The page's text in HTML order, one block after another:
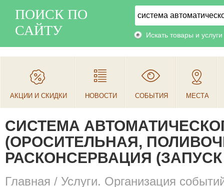
ПОИСК ПО
САЙТУ
Искать товары и услуги
АКЦИИ И СКИДКИ НОВОСТИ СОБЫТИЯ МЕСТА
СИСТЕМА
(ОРОСИТЕЛЬНАЯ,
РАСКОНСЕРВАЦИЯ
Главная / Услуги. Организация